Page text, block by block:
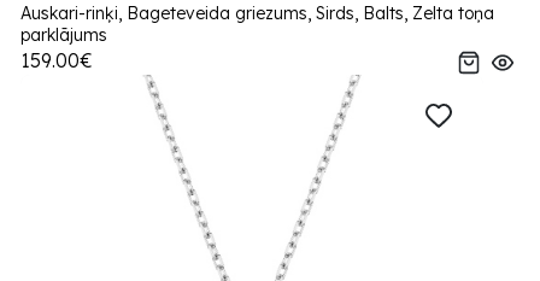
Auskari-rinķi, Bageteveida griezums, Sirds, Balts, Zelta toņa
parklājums
159.00€